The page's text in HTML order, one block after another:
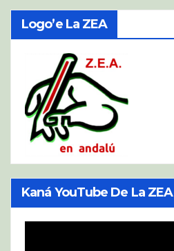
Logo’e La ZEA
Kaná YouTube De La ZEA